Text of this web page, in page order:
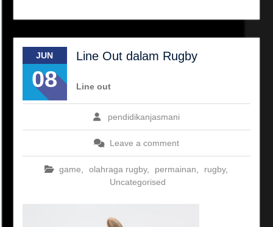
JUN
08
Line Out dalam Rugby
pendidikanjasmani
Leave a comment
game olahraga rugby, permainan rugby,
Uncategorised
Line out